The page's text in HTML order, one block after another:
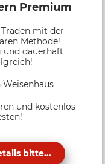
Premium
mit der
Methode!
und dauerhaft
Weisenhaus
und kostenlos
bitte...